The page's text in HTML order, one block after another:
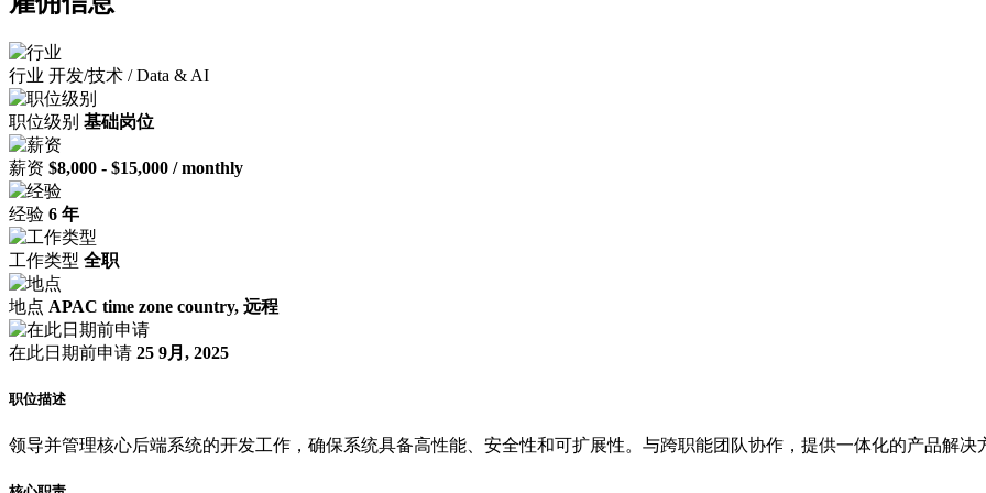
行业 开发/技术 / Data & AI
职位级别 基础岗位
薪资 $8,000 - $15,000 / monthly
经验 6 年
工作类型 全职
地点 APAC time zone country, 远程
在此日期前申请 25 9月, 2025
职位描述
领导并管理核心后端系统的开发工作，确保系统具备高性能、安全性和可扩展性。与跨职能团队协作，提供一体化的产品解决